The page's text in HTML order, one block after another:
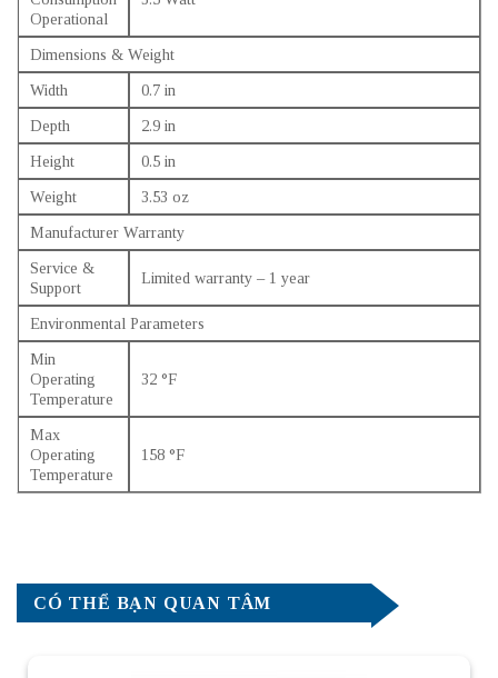
Operational
Dimensions & Weight
Width
0.7 in
Depth
2.9 in
Height
0.5 in
Weight
3.53 oz
Manufacturer Warranty
Service &
Support
Limited warranty – 1 year
Environmental Parameters
Min
Operating
Temperature
32 °F
Max
Operating
Temperature
158 °F
CÓ THỂ BẠN QUAN TÂM